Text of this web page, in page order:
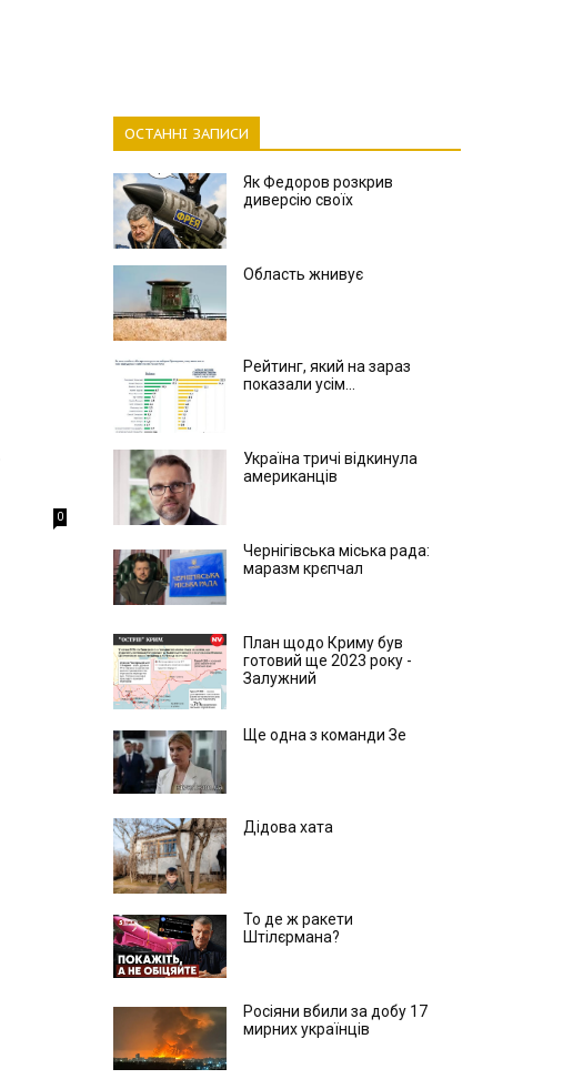
0
ОСТАННІ ЗАПИСИ
Як Федоров розкрив
диверсію своїх
Область жнивує
Рейтинг, який на зараз
показали усім...
Україна тричі відкинула
американців
Чернігівська міська рада:
маразм крєпчал
План щодо Криму був
готовий ще 2023 року -
Залужний
Ще одна з команди Зе
Дідова хата
То де ж ракети
Штілєрмана?
Росіяни вбили за добу 17
мирних українців